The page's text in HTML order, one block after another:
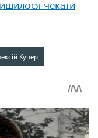
чекати
Кучер